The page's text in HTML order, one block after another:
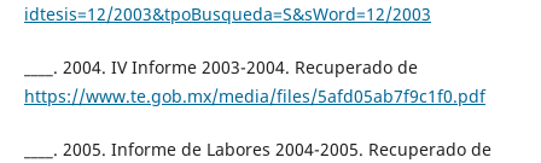
idtesis=12/2003&tpoBusqueda=S&sWord=12/2003
____. 2004. IV Informe 2003-2004. Recuperado de
https://www.te.gob.mx/media/files/5afd05ab7f9c1f0.pdf
____. 2005. Informe de Labores 2004-2005. Recuperado de